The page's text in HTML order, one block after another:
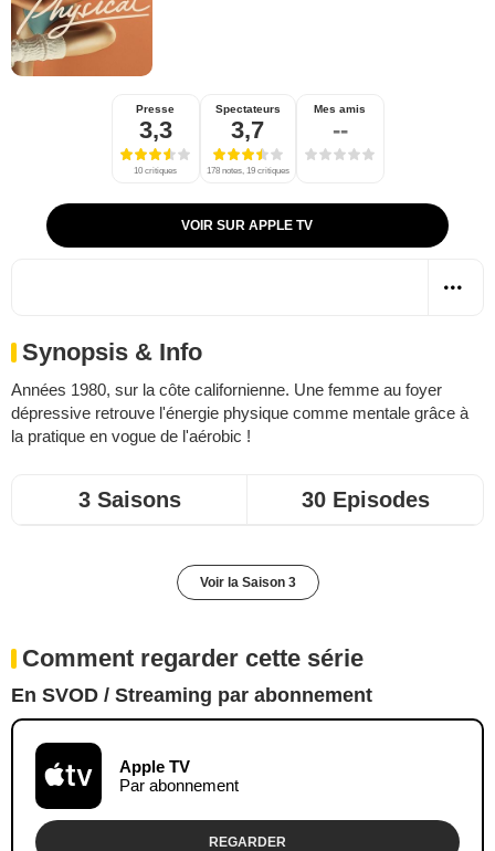
Presse
3,3
10 critiques
Spectateurs
3,7
178 notes, 19 critiques
Mes amis
--
VOIR SUR APPLE TV
Synopsis & Info
Années 1980, sur la côte californienne. Une femme au foyer
dépressive retrouve l'énergie physique comme mentale grâce à
la pratique en vogue de l'aérobic !
3 Saisons 30 Episodes
Voir la Saison 3
Comment regarder cette série
En SVOD / Streaming par abonnement
Apple TV
Par abonnement
REGARDER